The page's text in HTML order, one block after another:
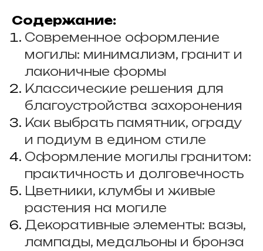
Содержание:
Современное оформление
могилы: минимализм, гранит и
лаконичные формы
Классические решения для
благоустройства захоронения
Как выбрать памятник, ограду
и подиум в едином стиле
Оформление могилы гранитом:
практичность и долговечность
Цветники, клумбы и живые
растения на могиле
Декоративные элементы: вазы,
лампады, медальоны и бронза